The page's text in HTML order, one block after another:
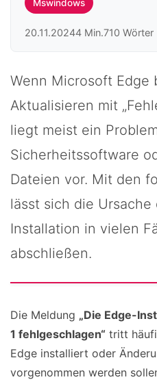
Mswindows
20.11.20244 Min.710 Wörter
Wenn Microsoft Edge
Aktualisieren mit
liegt meist ein
Sicherheitssoftware
Dateien vor. Mit den
lässt sich die
Installation in vielen
abschließen.
Die Meldung „Die Edge-
1 fehlgeschlagen“ tritt
Edge installiert oder
vorgenommen werden